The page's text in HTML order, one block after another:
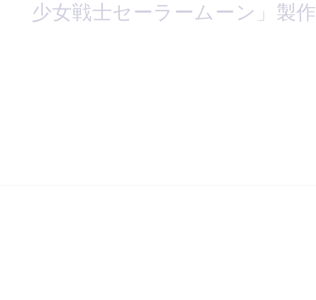
少女戦士セーラームーン」製